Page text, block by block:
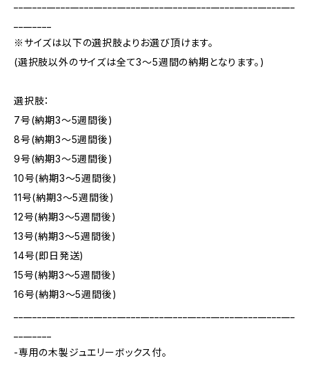
※サイズは以下の選択肢よりお選び頂けます。
(選択肢以外のサイズは全て3～5週間の納期となります。)
選択肢：
7号(納期3～5週間後)
8号(納期3～5週間後)
9号(納期3～5週間後)
10号(納期3～5週間後)
11号(納期3～5週間後)
12号(納期3～5週間後)
13号(納期3～5週間後)
14号(即日発送)
15号(納期3～5週間後)
16号(納期3～5週間後)
-専用の木製ジュエリーボックス付。